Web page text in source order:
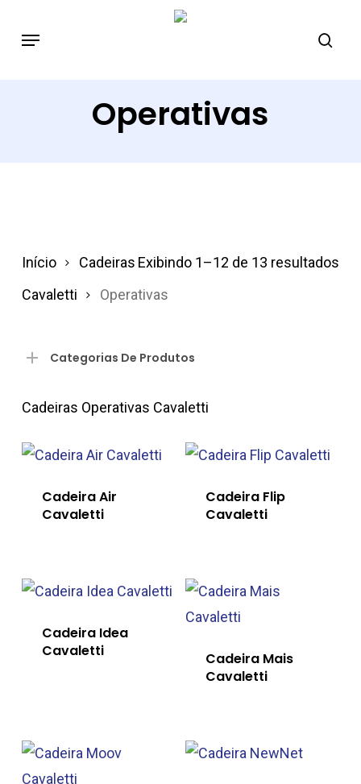
Operativas
Exibindo 1–12 de 13 resultados
Início
Cadeiras
Cavaletti
Operativas
Categorias De Produtos
Cadeiras Operativas Cavaletti
Cadeira Air
Cavaletti
Cadeira Flip
Cavaletti
Cadeira Idea
Cavaletti
Cadeira Mais
Cavaletti